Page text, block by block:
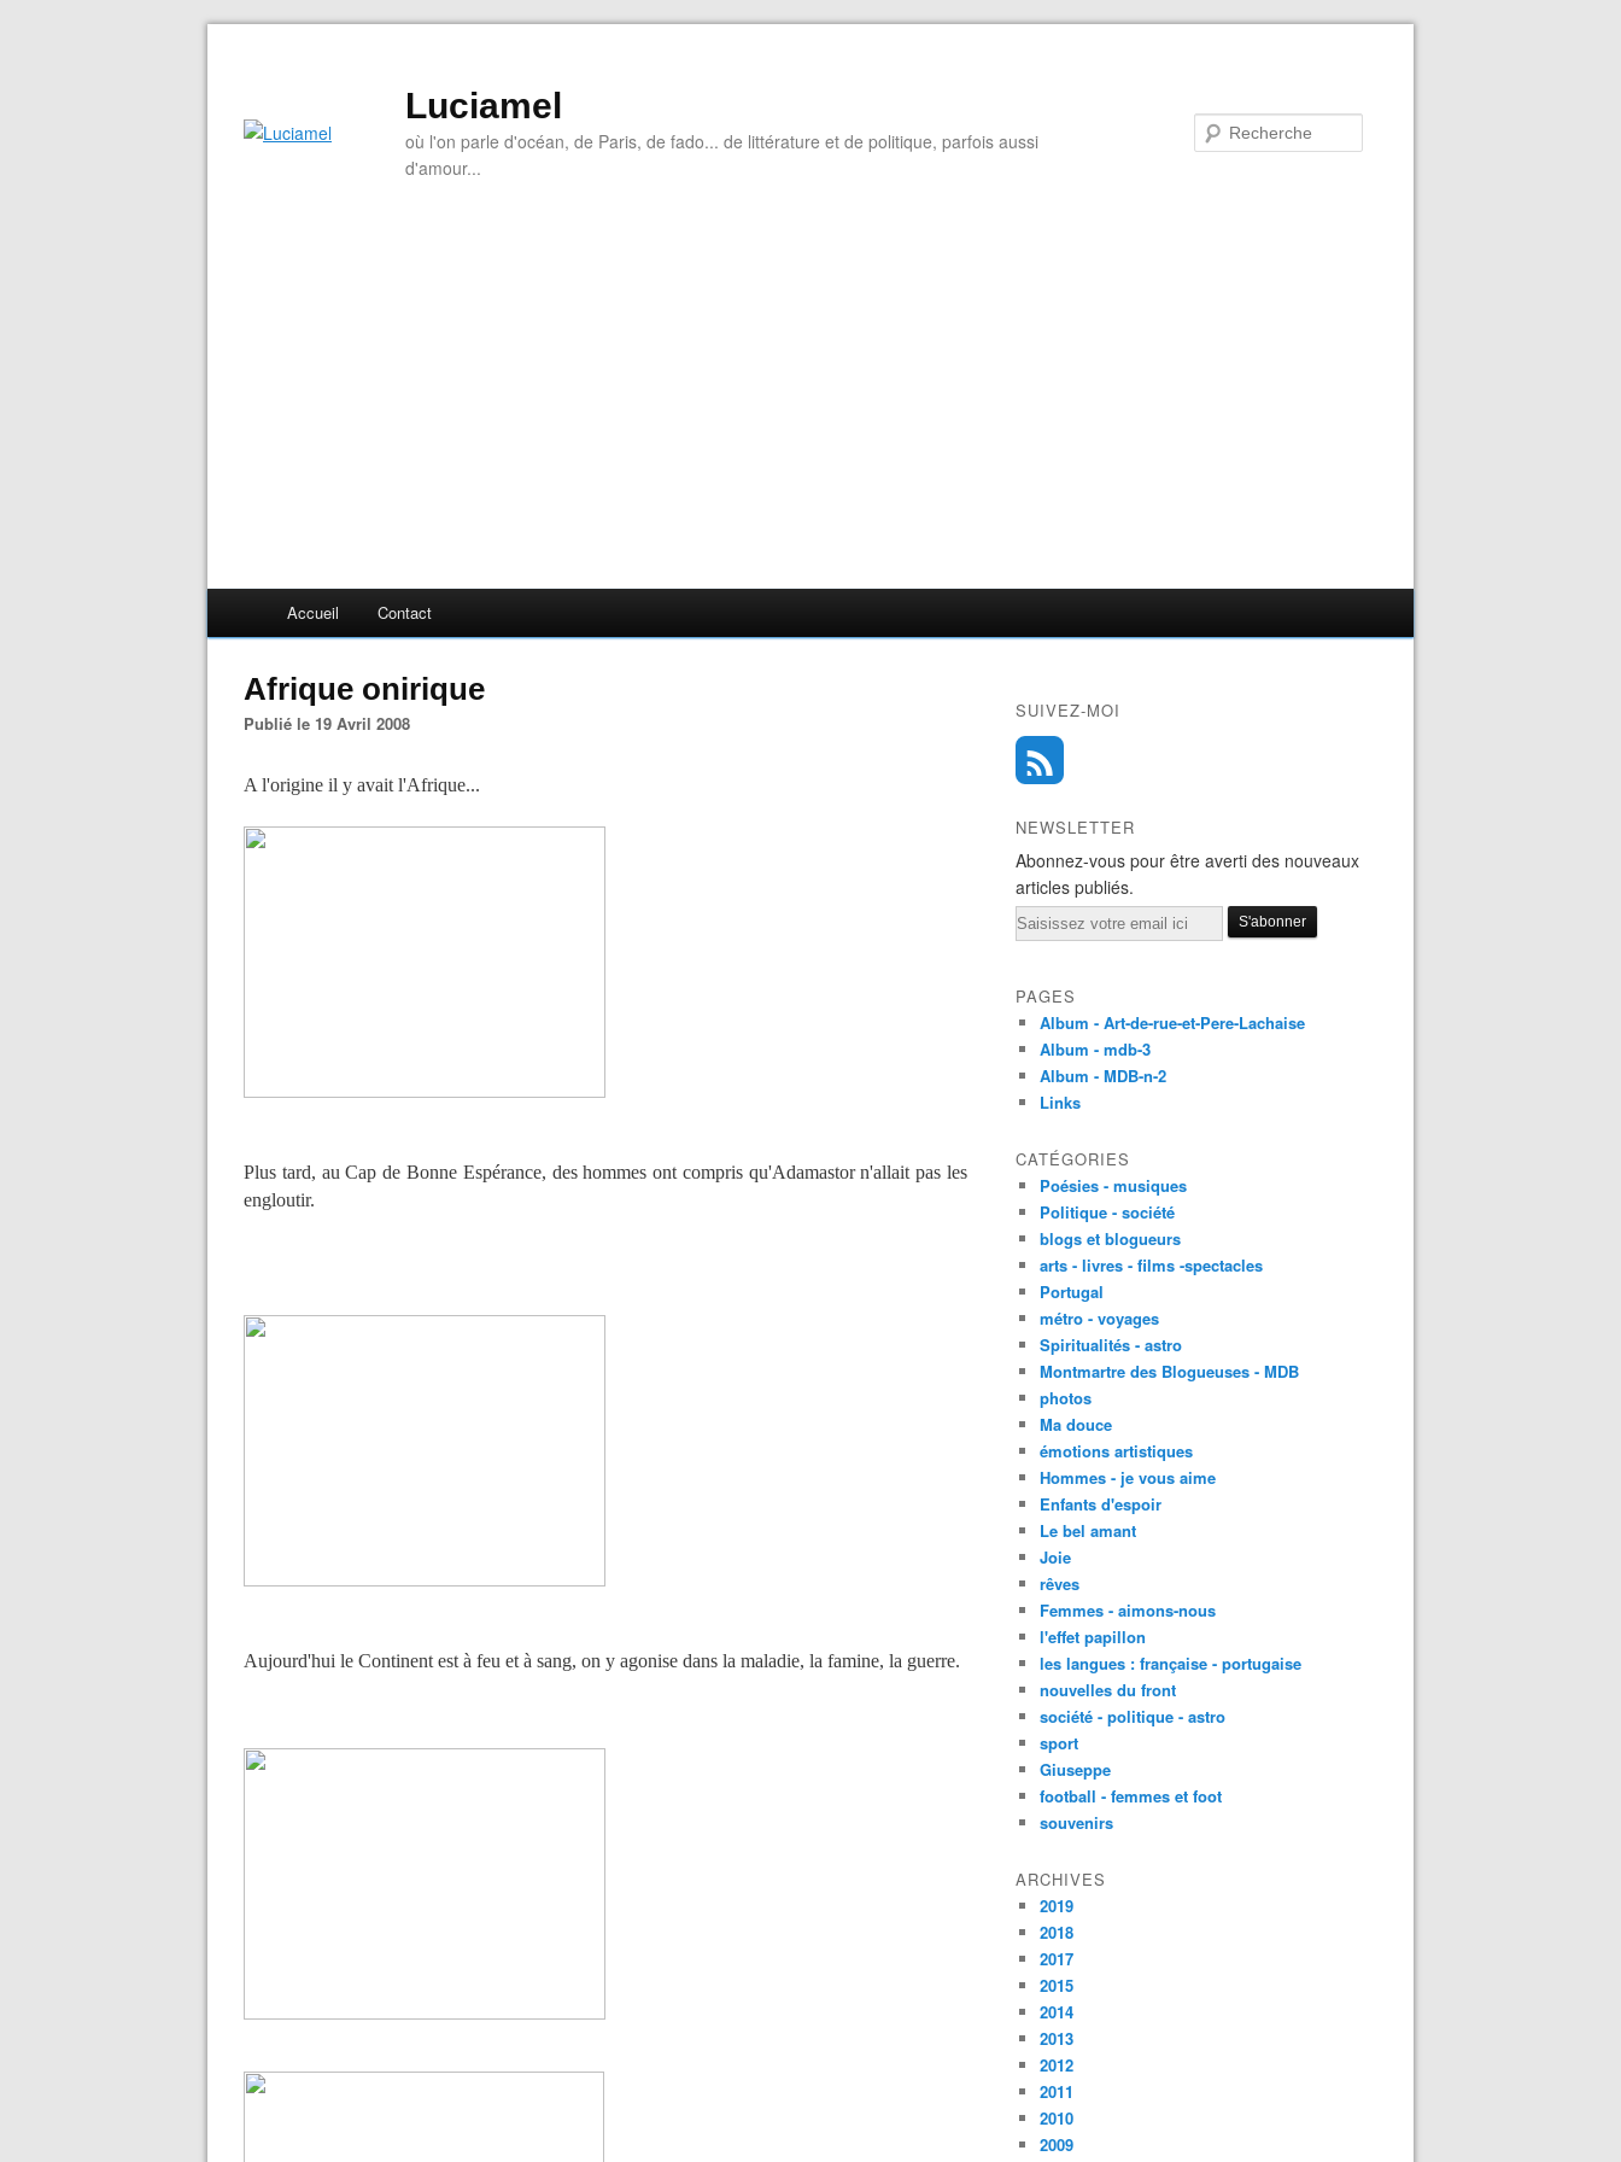
Luciamel
où l'on parle d'océan, de Paris, de fado... de littérature et de politique, parfois aussi
d'amour...
Accueil Contact
Afrique onirique
Publié le 19 Avril 2008
A l'origine il y avait l'Afrique...
Plus tard, au Cap de Bonne Espérance, des hommes ont compris qu'Adamastor n'allait pas les
engloutir.
Aujourd'hui le Continent est à feu et à sang, on y agonise dans la maladie, la famine, la guerre.
SUIVEZ-MOI
NEWSLETTER
Abonnez-vous pour être averti des nouveaux
articles publiés.
Email
PAGES
Album - Art-de-rue-et-Pere-Lachaise
Album - mdb-3
Album - MDB-n-2
Links
CATÉGORIES
Poésies - musiques
Politique - société
blogs et blogueurs
arts - livres - films -spectacles
Portugal
métro - voyages
Spiritualités - astro
Montmartre des Blogueuses - MDB
photos
Ma douce
émotions artistiques
Hommes - je vous aime
Enfants d'espoir
Le bel amant
Joie
rêves
Femmes - aimons-nous
l'effet papillon
les langues : française - portugaise
nouvelles du front
société - politique - astro
sport
Giuseppe
football - femmes et foot
souvenirs
ARCHIVES
2019
2018
2017
2015
2014
2013
2012
2011
2010
2009